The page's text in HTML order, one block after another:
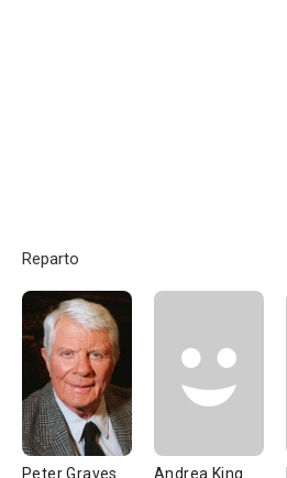
Reparto
Peter Graves Andrea King